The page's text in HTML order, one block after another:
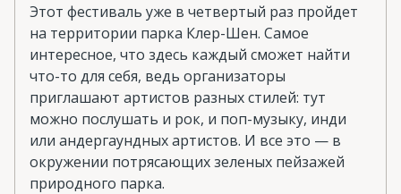
Этот фестиваль уже в четвертый раз пройдет
на территории парка Клер-Шен. Самое
интересное, что здесь каждый сможет найти
что-то для себя, ведь организаторы
приглашают артистов разных стилей: тут
можно послушать и рок, и поп-музыку, инди
или андергаундных артистов. И все это — в
окружении потрясающих зеленых пейзажей
природного парка.